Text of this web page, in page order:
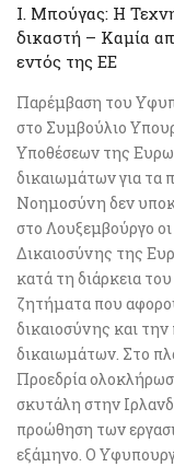
Ι. Μπούγας: Η
δικαστή – Καμία
εντός της ΕΕ
Παρέμβαση του
στο Συμβούλιο
Υποθέσεων της
δικαιωμάτων για τα
Νοημοσύνη δεν
στο Λουξεμβούργο
Δικαιοσύνης της
κατά τη διάρκεια
ζητήματα που
δικαιοσύνης και
δικαιωμάτων. Στο
Προεδρία
σκυτάλη στην
προώθηση των
εξάμηνο. Ο